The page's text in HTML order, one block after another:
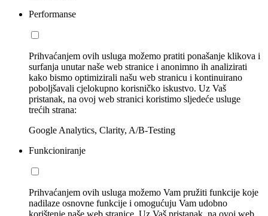
Performanse
Prihvaćanjem ovih usluga možemo pratiti ponašanje klikova i
surfanja unutar naše web stranice i anonimno ih analizirati
kako bismo optimizirali našu web stranicu i kontinuirano
poboljšavali cjelokupno korisničko iskustvo. Uz Vaš
pristanak, na ovoj web stranici koristimo sljedeće usluge
trećih strana:
Google Analytics, Clarity, A/B-Testing
Funkcioniranje
Prihvaćanjem ovih usluga možemo Vam pružiti funkcije koje
nadilaze osnovne funkcije i omogućuju Vam udobno
korištenje naše web stranice. Uz Vaš pristanak, na ovoj web